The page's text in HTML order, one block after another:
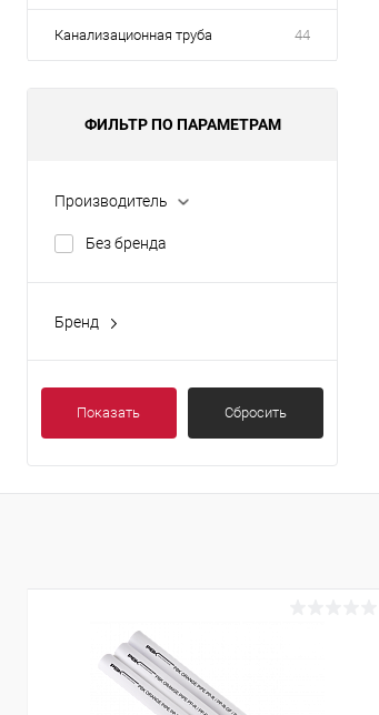
Канализационная труба 44
ФИЛЬТР ПО ПАРАМЕТРАМ
Производитель
Без бренда
Бренд
Показать Сбросить